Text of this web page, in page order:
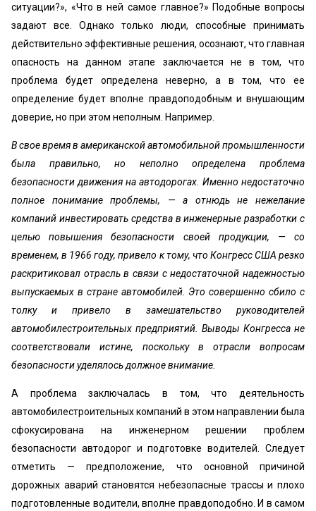
ситуации?», «Что в ней самое главное?» Подобные вопросы
задают все. Однако только люди, способные принимать
действительно эффективные решения, осознают, что главная
опасность на данном этапе заключается не в том, что
проблема будет определена неверно, а в том, что ее
определение будет вполне правдоподобным и внушающим
доверие, но при этом неполным. Например.
В свое время в американской автомобильной промышленности
была правильно, но неполно определена проблема
безопасности движения на автодорогах. Именно недостаточно
полное понимание проблемы, — а отнюдь не нежелание
компаний инвестировать средства в инженерные разработки с
целью повышения безопасности своей продукции, — со
временем, в 1966 году, привело к тому, что Конгресс США резко
раскритиковал отрасль в связи с недостаточной надежностью
выпускаемых в стране автомобилей. Это совершенно сбило с
толку и привело в замешательство руководителей
автомобилестроительных предприятий. Выводы Конгресса не
соответствовали истине, поскольку в отрасли вопросам
безопасности уделялось должное внимание.
А проблема заключалась в том, что деятельность
автомобилестроительных компаний в этом направлении была
сфокусирована на инженерном решении проблем
безопасности автодорог и подготовке водителей. Следует
отметить — предположение, что основной причиной
дорожных аварий становятся небезопасные трассы и плохо
подготовленные водители, вполне правдоподобно. И в самом